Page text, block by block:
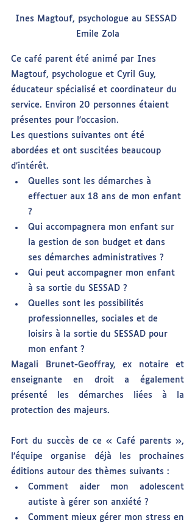
Ines Magtouf, psychologue au SESSAD
Emile Zola
Ce café parent été animé par Ines
Magtouf, psychologue et Cyril Guy,
éducateur spécialisé et coordinateur du
service. Environ 20 personnes étaient
présentes pour l’occasion.
Les questions suivantes ont été
abordées et ont suscitées beaucoup
d’intérêt.
Quelles sont les démarches à
effectuer aux 18 ans de mon enfant
?
Qui accompagnera mon enfant sur
la gestion de son budget et dans
ses démarches administratives ?
Qui peut accompagner mon enfant
à sa sortie du SESSAD ?
Quelles sont les possibilités
professionnelles, sociales et de
loisirs à la sortie du SESSAD pour
mon enfant ?
Magali Brunet-Geoffray, ex notaire et
enseignante en droit a également
présenté les démarches liées à la
protection des majeurs.
Fort du succès de ce « Café parents »,
l’équipe organise déjà les prochaines
éditions autour des thèmes suivants :
Comment aider mon adolescent
autiste à gérer son anxiété ?
Comment mieux gérer mon stress en